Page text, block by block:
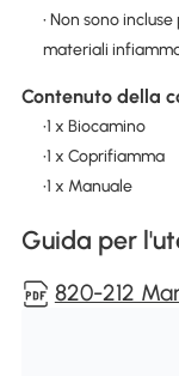
• Non sono
materiali
Contenuto della
•1 x Biocamino
•1 x Coprifiamma
•1 x Manuale
Guida per
820-212